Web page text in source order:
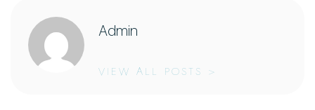
Admin
VIEW ALL POSTS >